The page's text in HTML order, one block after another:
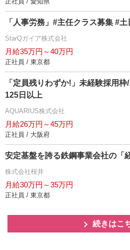
「人事労務」#主任クラス募集 #
StarQガイア株式会社
月給35万円～40万円
正社員 / 東京都
「定員残りわずか!」未経験採用
125日以上
AQUARIUS株式会社
月給26万円～45万円
正社員 / 大阪府
安定基盤を誇る鉄鋼事業会社の「
株式会社桜井
月給30万円～35万円
正社員 / 東京都
続きはこ